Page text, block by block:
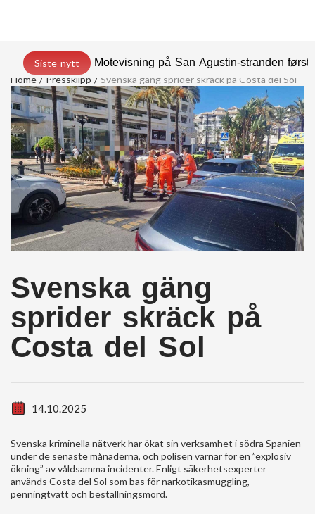
Siste nytt
Motevisning på San Agustin-stranden
Home
Pressklipp Svenska gäng sprider skräck på Costa del Sol
Svenska gäng
sprider skräck på
Costa del Sol
14.10.2025
Svenska kriminella nätverk har ökat sin verksamhet i södra Spanien
under de senaste månaderna, och polisen varnar för en ”explosiv
ökning” av våldsamma incidenter. Enligt säkerhetsexperter
används Costa del Sol som bas för narkotikasmuggling,
penningtvätt och beställningsmord.